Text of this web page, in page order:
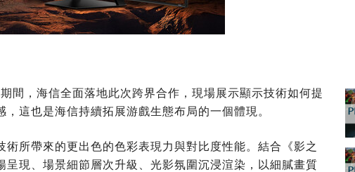
，海信全面落地此次跨界合作，現場展示顯示技術如何提
這也是海信持續拓展游戲生態布局的一個體現。
所帶來的更出色的色彩表現力與對比度性能。結合《影之
呈現、場景細節層次升級、光影氛圍沉浸渲染，以細膩畫質